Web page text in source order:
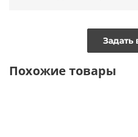
Задать
Похожие товары